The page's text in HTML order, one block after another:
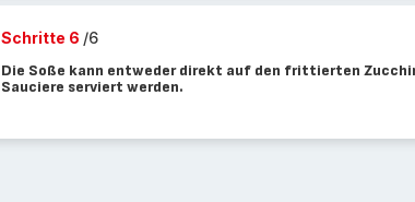
Schritte 6 /6
Die Soße kann entweder direkt auf den frittierten
Sauciere serviert werden.